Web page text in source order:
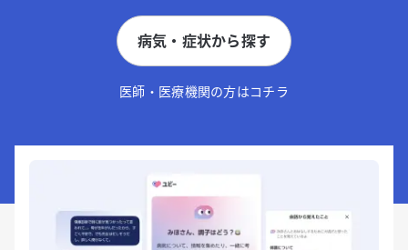
病気・症状から探す
医師・医療機関の方はコチラ